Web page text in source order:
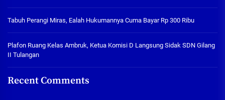
Tabuh Perangi Miras, Ealah Hukumannya Cuma Bayar Rp 300 Ribu
Plafon Ruang Kelas Ambruk, Ketua Komisi D Langsung Sidak SDN Gilang
II Tulangan
Recent Comments